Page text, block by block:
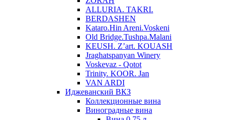
ALLURIA. TAKRI.
BERDASHEN
Kataro.Hin Areni.Voskeni
Old Bridge.Tushpa.Malani
KEUSH. Z’art. KOUASH
Jraghatspanyan Winery
Voskevaz - Qotot
Trinity. KOOR. Jan
VAN ARDI
Иджеванский ВКЗ
Коллекционные вина
Виноградные вина